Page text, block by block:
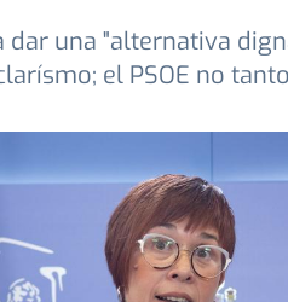
una "alternativa
el PSOE no